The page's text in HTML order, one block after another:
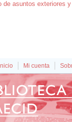
Inicio Mi cuenta